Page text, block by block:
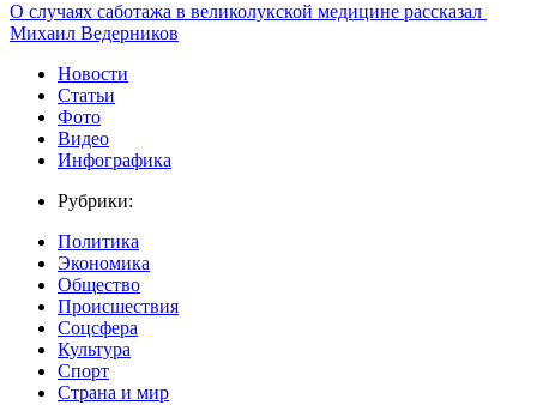
О случаях саботажа в великолукской медицине рассказал ​
Михаил Ведерников
Новости
Статьи
Фото
Видео
Инфографика
Рубрики:
Политика
Экономика
Общество
Происшествия
Соцсфера
Культура
Спорт
Страна и мир